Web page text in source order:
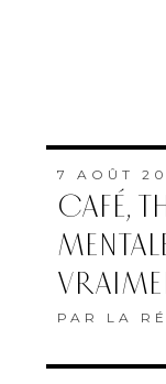
7 AOÛT
CAFÉ,
PAR LA